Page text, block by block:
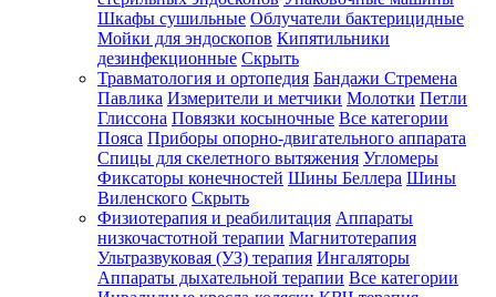
Шкафы сушильные Облучатели бактерицидные
Мойки для эндоскопов Кипятильники
дезинфекционные Скрыть
Травматология и ортопедия Бандажи Стремена
Павлика Измерители и метчики Молотки Петли
Глиссона Повязки косыночные Все категории
Пояса Приборы опорно-двигательного аппарата
Спицы для скелетного вытяжения Угломеры
Фиксаторы конечностей Шины Беллера Шины
Виленского Скрыть
Физиотерапия и реабилитация Аппараты
низкочастотной терапии Магнитотерапия
Ультразвуковая (УЗ) терапия Ингаляторы
Аппараты дыхательной терапии Все категории